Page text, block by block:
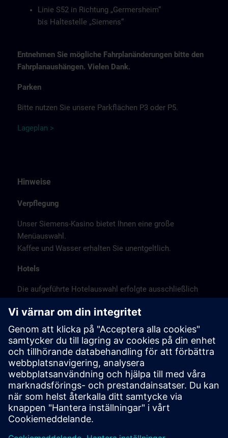
Linie S52 in Richtung „Germersheim“
bis Haltestelle „Siemens“
Entnehmen Sie mögliche Fahrplanänderungen bitte den
Fahrplanaushängen. Vielen Dank.
Parken
Bitte nutzen Sie unsere Parkflächen P3 oder P5.
Lagep lan >
Hinweise
Verpflegung
Unser Siemens-Kasino bietet Ihnen eine große
Menüauswahl.
Kaffee und Wasser erhalten Sie unentgeltlich.
Hotels
Die aufgeführte Hotelauswahl erfolgte ausschließlich
der günstigen Verkehrsanbindung zum
Veranstaltungsort.
Es handelt sich hierbei nicht um Siemens-
Vertragshotels, daher können wir für die Qualität der
Hotels keine Gewähr übernehmen.
Stornierung
Bitte stornieren Sie schriftlich.